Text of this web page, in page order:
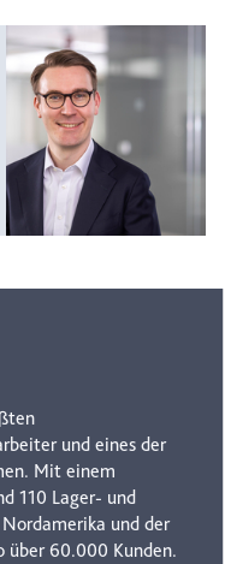
und eines der
Mit einem
110 Lager- und
und der
über 60.000 Kunden.